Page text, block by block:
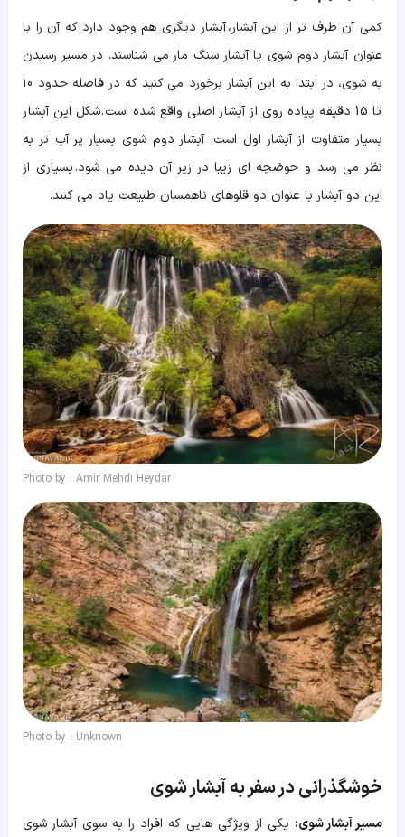
کمی آن طرف تر از این آبشار، آبشار دیگری هم وجود دارد که آن را با
عنوان آبشار دوم شوی یا آبشار سنگ مار می شناسند. در مسیر رسیدن
به شوی، در ابتدا به این آبشار برخورد می کنید که در فاصله حدود 10
تا 15 دقیقه پیاده روی از آبشار اصلی واقع شده است. شکل این آبشار
بسیار متفاوت از آبشار اول است. آبشار دوم شوی بسیار پر آب تر به
نظر می رسد و حوضچه ای زیبا در زیر آن دیده می شود. بسیاری از
این دو آبشار با عنوان دو قلوهای ناهمسان طبیعت یاد می کنند.
Photo by : Amir Mehdi Heydar
Photo by : Unknown
خوشگذرانی در سفر به آبشار شوی
مسیر آبشار شوی: یکی از ویژگی هایی که افراد را به سوی آبشار شوی